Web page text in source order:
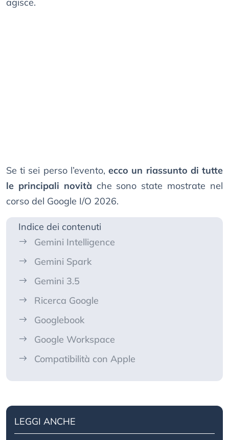
agisce.
Se ti sei perso l’evento,ecco un riassunto di tutte
le principali novità che sono state mostrate nel
corso del Google I/O 2026.
Indice dei contenuti
Gemini Intelligence
Gemini Spark
Gemini 3.5
Ricerca Google
Googlebook
Google Workspace
Compatibilità con Apple
LEGGI ANCHE